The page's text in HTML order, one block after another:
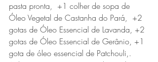
pasta pronta,  +1 colher de sopa de
Óleo Vegetal de Castanha do Pará,  +2
gotas de Óleo Essencial de Lavanda, +2
gotas de Óleo Essencial de Gerânio, +1
gota de óleo essencial de Patchouli,.